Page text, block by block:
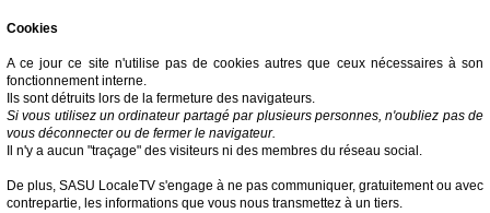
Cookies
A ce jour ce site n'utilise pas de cookies autres que ceux nécessaires à son
fonctionnement interne.
Ils sont détruits lors de la fermeture des navigateurs.
Si vous utilisez un ordinateur partagé par plusieurs personnes, n'oubliez pas de
vous déconnecter ou de fermer le navigateur.
Il n'y a aucun "traçage" des visiteurs ni des membres du réseau social.
De plus, SASU LocaleTV s'engage à ne pas communiquer, gratuitement ou avec
contrepartie, les informations que vous nous transmettez à un tiers.